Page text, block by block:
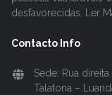
desfavorecidas. Ler
Contacto Info
Sede: Rua
Talatona –